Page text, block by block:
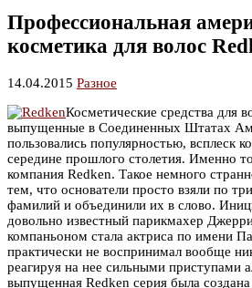
Профессиональная
косметика для волос
14.04.2015 Разное
Косметические средства для
выпущенные в Соединенных Штатах
пользовались популярностью, всплеск
середине прошлого столетия. Именно
компания Redken. Такое немного
тем, что основатели просто взяли по
фамилий и объединили их в слово.
довольно известный парикмахер
компаньоном стала актриса по имени
практически не воспринимал вообще
реагируя на нее сильными приступами
выпущенная Redken серия была